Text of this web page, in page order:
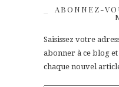
ABONNEZ-
Saisissez votre
abonner à ce blog
chaque nouvel